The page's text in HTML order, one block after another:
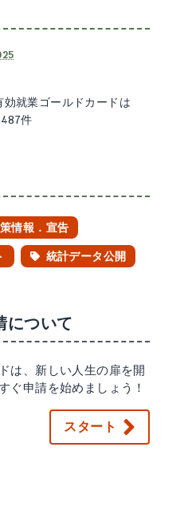
就業ゴールドカードは
件
情報．宣告
統計データ公開
について
は、新しい人生の扉を開
ぐ申請を始めましょう！
スタート